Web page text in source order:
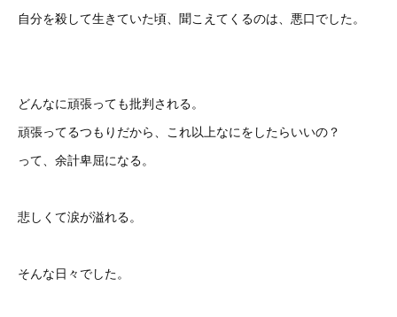
自分を殺して生きていた頃、聞こえてくるのは、悪口でした。
どんなに頑張っても批判される。
頑張ってるつもりだから、これ以上なにをしたらいいの？
って、余計卑屈になる。
悲しくて涙が溢れる。
そんな日々でした。